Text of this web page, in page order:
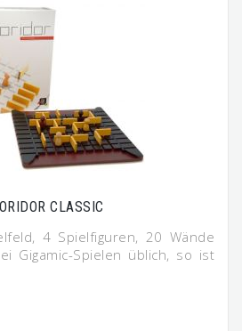
CLASSIC
4 Spielfiguren, 20 Wände
Gigamic-Spielen üblich, so ist